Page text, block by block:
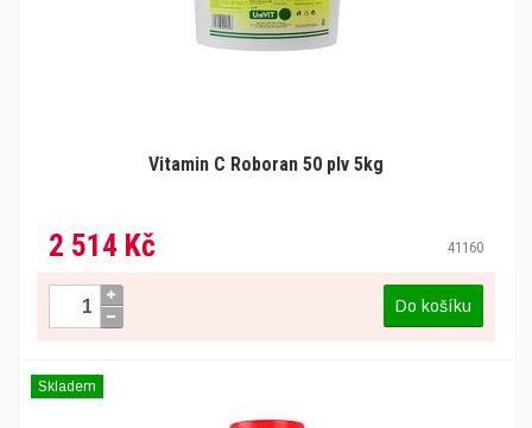
Vitamin C Roboran 50 plv 5kg
2 514 Kč 41160
Do košíku
Skladem